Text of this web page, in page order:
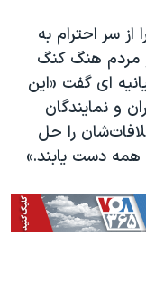
از سر احترام به
مردم هنگ کنگ
ای گفت «این
و نمایندگان
را حل
همه دست یابند.»